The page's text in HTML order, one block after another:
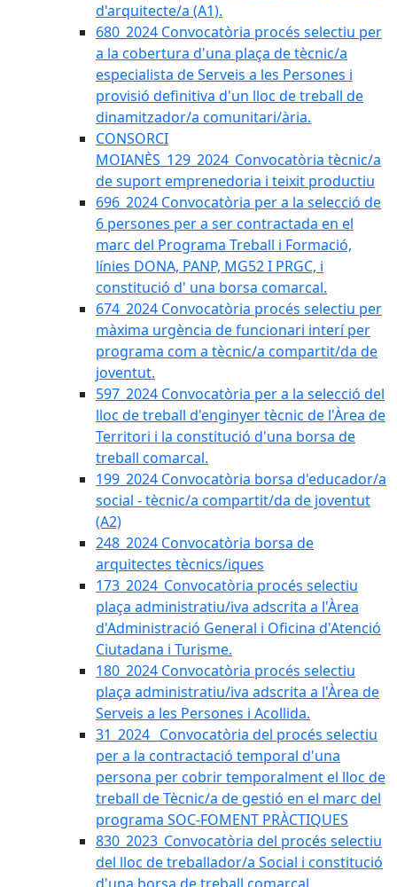
d'arquitecte/a (A1).
680_2024 Convocatòria procés selectiu per
a la cobertura d'una plaça de tècnic/a
especialista de Serveis a les Persones i
provisió definitiva d'un lloc de treball de
dinamitzador/a comunitari/ària.
CONSORCI
MOIANÈS_129_2024_Convocatòria tècnic/a
de suport emprenedoria i teixit productiu
696_2024 Convocatòria per a la selecció de
6 persones per a ser contractada en el
marc del Programa Treball i Formació,
línies DONA, PANP, MG52 I PRGC, i
constitució d' una borsa comarcal.
674_2024 Convocatòria procés selectiu per
màxima urgència de funcionari interí per
programa com a tècnic/a compartit/da de
joventut.
597_2024 Convocatòria per a la selecció del
lloc de treball d'enginyer tècnic de l'Àrea de
Territori i la constitució d'una borsa de
treball comarcal.
199_2024 Convocatòria borsa d'educador/a
social - tècnic/a compartit/da de joventut
(A2)
248_2024 Convocatòria borsa de
arquitectes tècnics/iques
173_2024_Convocatòria procés selectiu
plaça administratiu/iva adscrita a l'Àrea
d'Administració General i Oficina d'Atenció
Ciutadana i Turisme.
180_2024 Convocatòria procés selectiu
plaça administratiu/iva adscrita a l'Àrea de
Serveis a les Persones i Acollida.
31_2024_ Convocatòria del procés selectiu
per a la contractació temporal d'una
persona per cobrir temporalment el lloc de
treball de Tècnic/a de gestió en el marc del
programa SOC-FOMENT PRÀCTIQUES
830_2023_Convocatòria del procés selectiu
del lloc de treballador/a Social i constitució